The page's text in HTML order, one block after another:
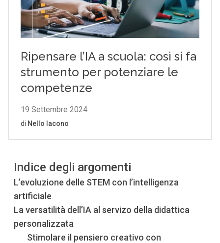
Indice degli argomenti
L’evoluzione delle STEM con l’intelligenza
artificiale
La versatilità dell’IA al servizo della didattica
personalizzata
Stimolare il pensiero creativo con